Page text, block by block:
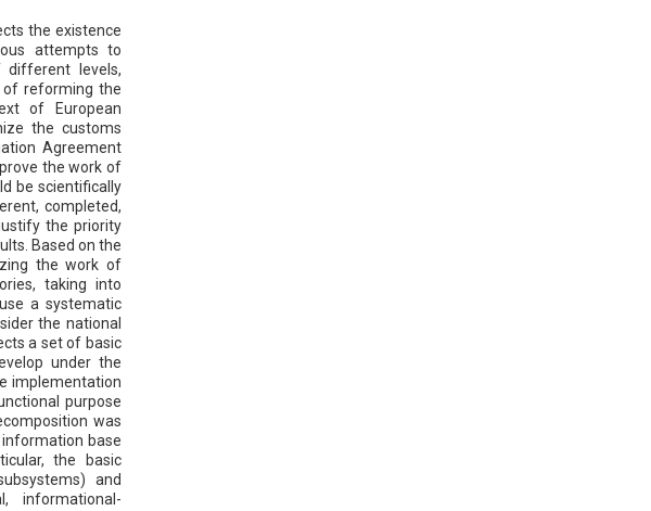
the existence
attempts to
different levels,
of reforming the
of European
the customs
Agreement
the work of
be scientifically
completed,
the priority
Based on the
the work of
taking into
a systematic
the national
a set of basic
under the
implementation
purpose
was
base
the basic
and
informational-